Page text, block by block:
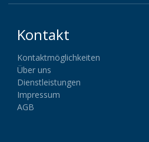
Kontakt
Kontaktmöglichkeiten
Über uns
Dienstleistungen
Impressum
AGB